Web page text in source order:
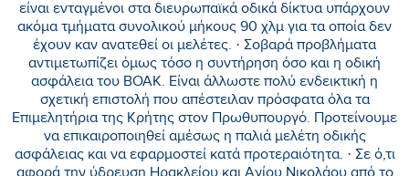
είναι ενταγμένοι στα διευρωπαϊκά οδικά δίκτυα υπάρχουν
ακόμα τμήματα συνολικού μήκους 90 χλμ για τα οποία δεν
έχουν καν ανατεθεί οι μελέτες. · Σοβαρά προβλήματα
αντιμετωπίζει όμως τόσο η συντήρηση όσο και η οδική
ασφάλεια του ΒΟΑΚ. Είναι άλλωστε πολύ ενδεικτική η
σχετική επιστολή που απέστειλαν πρόσφατα όλα τα
Επιμελητήρια της Κρήτης στον Πρωθυπουργό. Προτείνουμε
να επικαιροποιηθεί αμέσως η παλιά μελέτη οδικής
ασφάλειας και να εφαρμοστεί κατά προτεραιότητα. · Σε ό,τι